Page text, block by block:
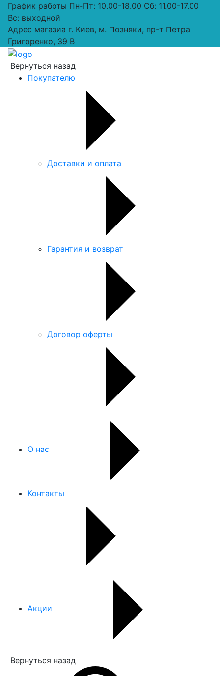
График работы Пн-Пт: 10.00-18.00 Сб: 11.00-17.00
Вс: выходной
Адрес магазиа г. Киев, м. Позняки, пр-т Петра
Григоренко, 39 В
Вернуться назад
Покупателю
Доставки и оплата
Гарантия и возврат
Договор оферты
О нас
Контакты
Акции
Вернуться назад